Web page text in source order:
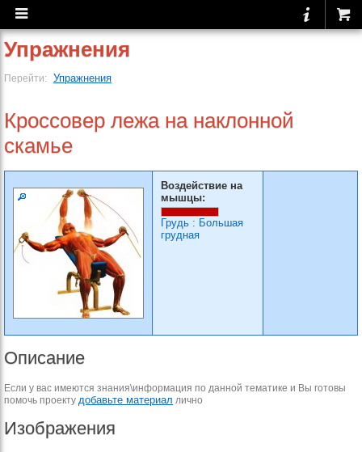
Упражнения
Перейти: Упражнения
Кроссовер лежа на наклонной
скамье
Воздействие на
мышцы:
Грудь : Большая
грудная
Описание
Если у вас имеются знания\информация по данной тематике и Вы готовы
помочь проекту добавьте материал лично
Изображения